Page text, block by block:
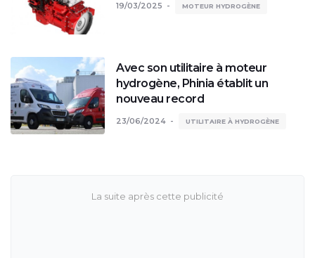
19/03/2025 MOTEUR HYDROGÈNE
Avec son utilitaire à moteur
hydrogène, Phinia établit un
nouveau record
23/06/2024 UTILITAIRE À HYDROGÈNE